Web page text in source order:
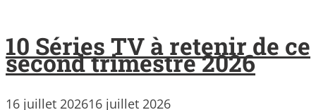
10 Séries TV à retenir de ce
second trimestre 2026
16 juillet 202616 juillet 2026